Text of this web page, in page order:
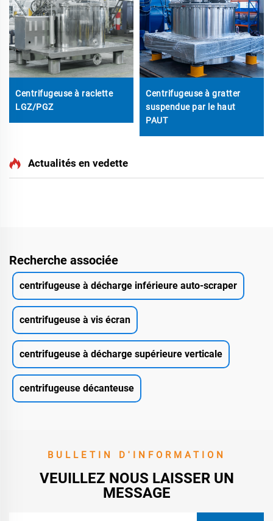
Centrifugeuse à raclette
LGZ/PGZ
Centrifugeuse à gratter
suspendue par le haut
PAUT
Actualités en vedette
Recherche associée
centrifugeuse à décharge inférieure auto-scraper
centrifugeuse à vis écran
centrifugeuse à décharge supérieure verticale
centrifugeuse décanteuse
BULLETIN D'INFORMATION
VEUILLEZ NOUS LAISSER UN
MESSAGE